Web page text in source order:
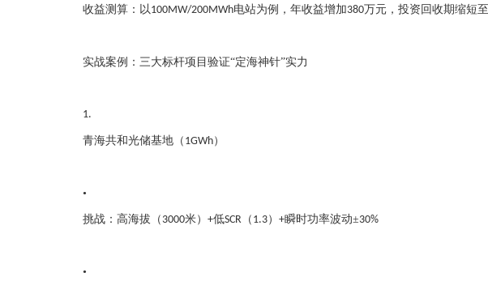
收益测算：以100MW/200MWh电站为例，年收益增加380万元，投资回收期缩短至
实战案例：三大标杆项目验证“定海神针”实力
1.
青海共和光储基地（ 1GWh）
•
挑战：高海拔（ 3000米） +低SCR （ 1.3） +瞬时功率波动±30%
•